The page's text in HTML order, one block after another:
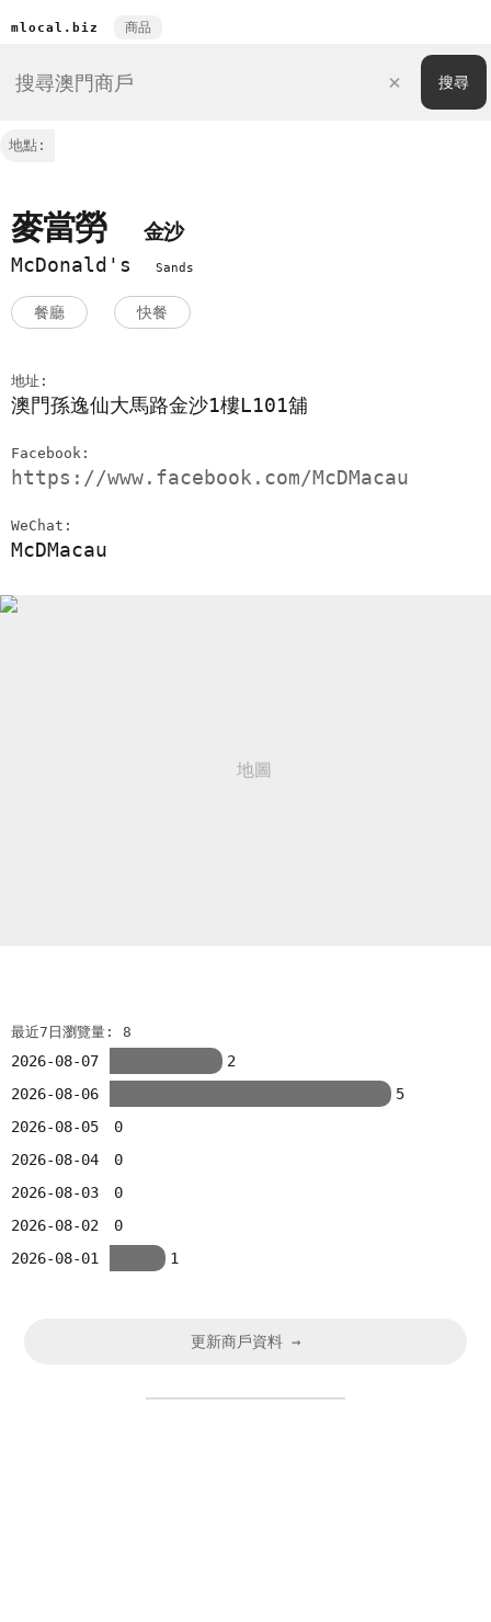
mlocal.biz 商品
地點:
麥當勞
金沙
McDonald's
Sands
餐廳 快餐
地址:
澳門孫逸仙大馬路金沙1樓L101舖
Facebook:
https://www.facebook.com/McDMacau
WeChat:
McDMacau
最近7日瀏覽量: 8
2026-08-07
2
2026-08-06
5
2026-08-05
0
2026-08-04
0
2026-08-03
0
2026-08-02
0
2026-08-01
1
更新商戶資料 →